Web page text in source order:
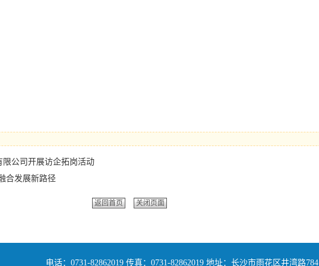
限公司开展访企拓岗活动
合发展新路径
返回首页 关闭页面
电话：0731-82862019 传真：0731-82862019 地址：长沙市雨花区井湾路